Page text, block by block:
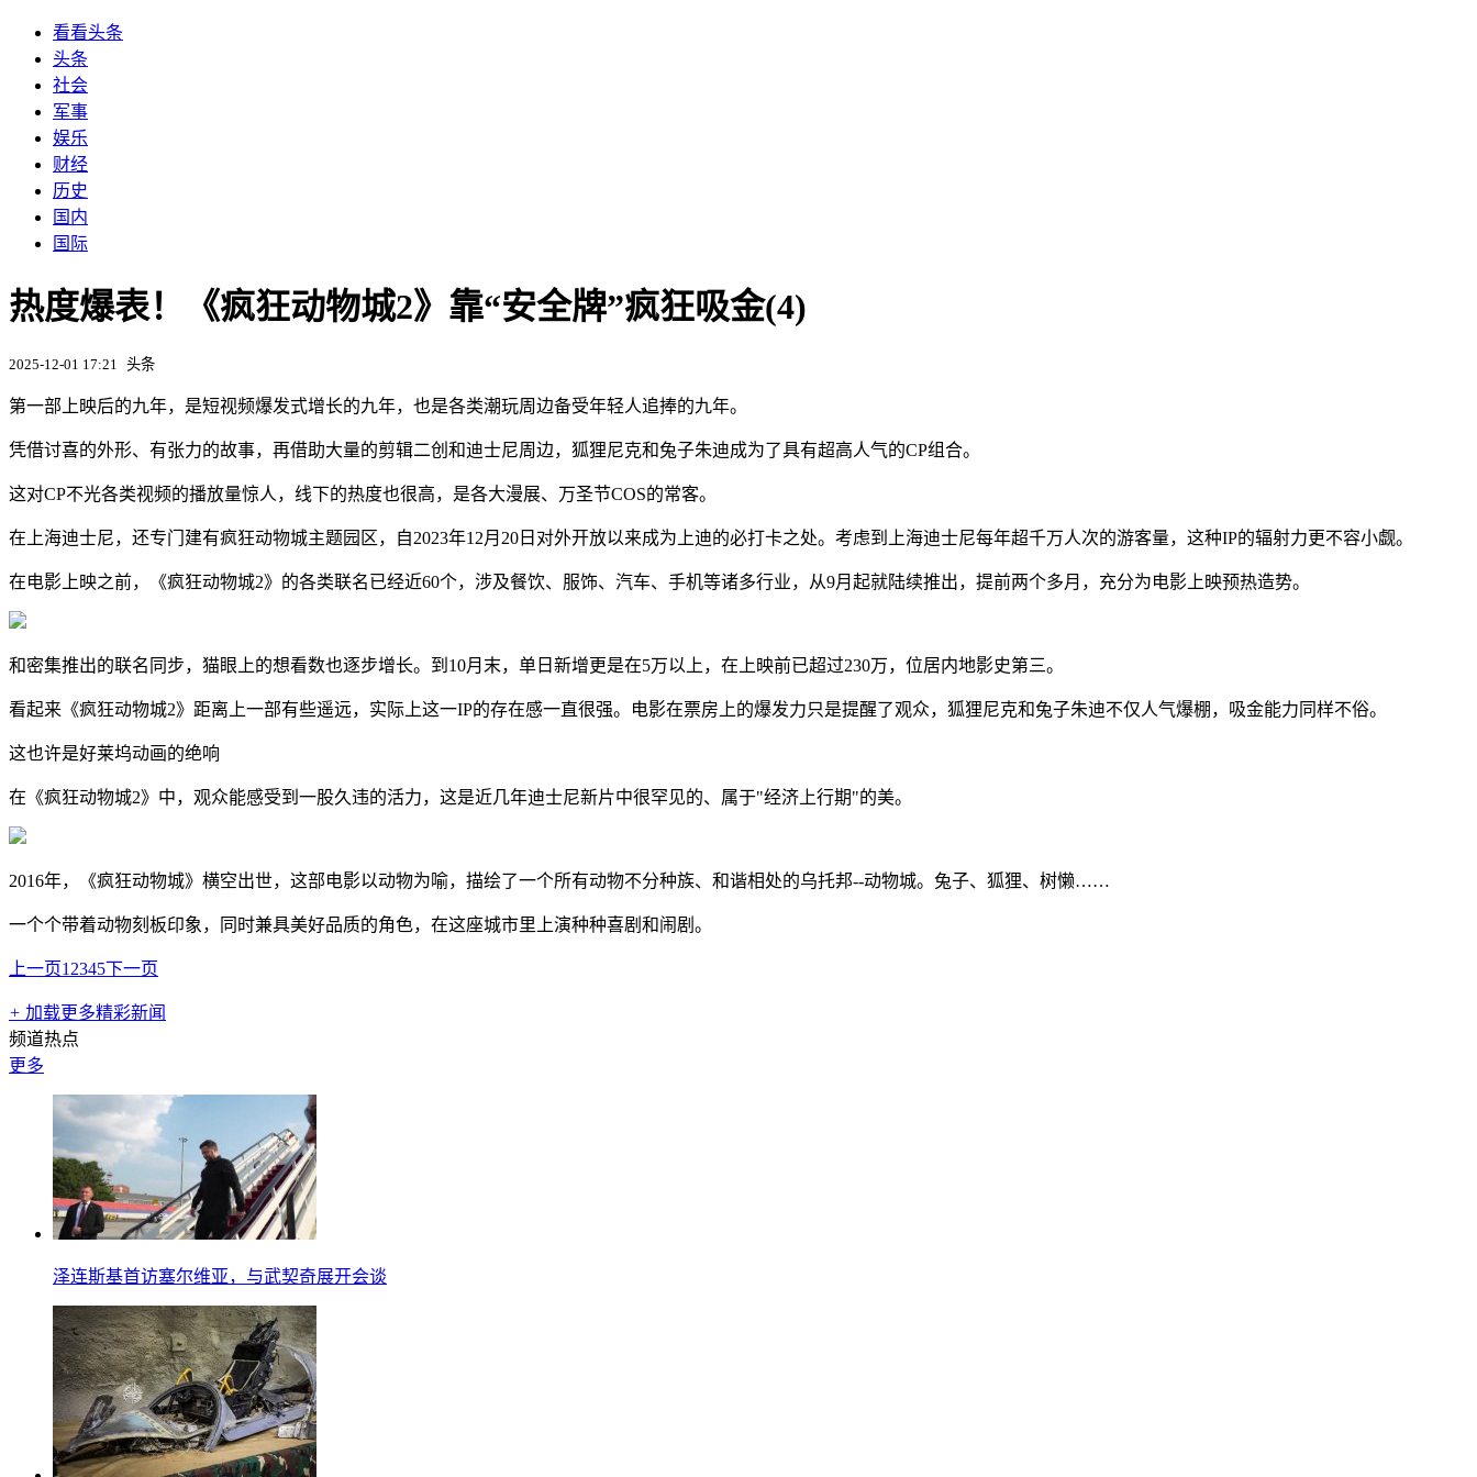
看看头条
头条
社会
军事
娱乐
财经
历史
国内
国际
热度爆表！《疯狂动物城2》靠“安全牌”疯狂吸金(4)
2025-12-01 17:21 头条
第一部上映后的九年，是短视频爆发式增长的九年，也是各类潮玩周边备受年轻人追捧的九年。
凭借讨喜的外形、有张力的故事，再借助大量的剪辑二创和迪士尼周边，狐狸尼克和兔子朱迪成为了具有超高人气的CP组合。
这对CP不光各类视频的播放量惊人，线下的热度也很高，是各大漫展、万圣节COS的常客。
在上海迪士尼，还专门建有疯狂动物城主题园区，自2023年12月20日对外开放以来成为上迪的必打卡之处。考虑到上海迪士尼每年超千万人次的游客量，这种IP的辐射力更不容小觑。
在电影上映之前，《疯狂动物城2》的各类联名已经近60个，涉及餐饮、服饰、汽车、手机等诸多行业，从9月起就陆续推出，提前两个多月，充分为电影上映预热造势。
和密集推出的联名同步，猫眼上的想看数也逐步增长。到10月末，单日新增更是在5万以上，在上映前已超过230万，位居内地影史第三。
看起来《疯狂动物城2》距离上一部有些遥远，实际上这一IP的存在感一直很强。电影在票房上的爆发力只是提醒了观众，狐狸尼克和兔子朱迪不仅人气爆棚，吸金能力同样不俗。
这也许是好莱坞动画的绝响
在《疯狂动物城2》中，观众能感受到一股久违的活力，这是近几年迪士尼新片中很罕见的、属于"经济上行期"的美。
2016年，《疯狂动物城》横空出世，这部电影以动物为喻，描绘了一个所有动物不分种族、和谐相处的乌托邦--动物城。兔子、狐狸、树懒……
一个个带着动物刻板印象，同时兼具美好品质的角色，在这座城市里上演种种喜剧和闹剧。
上一页1 2345下一页
+ 加载更多精彩新闻
频道热点
更多
泽连斯基首访塞尔维亚，与武契奇展开会谈